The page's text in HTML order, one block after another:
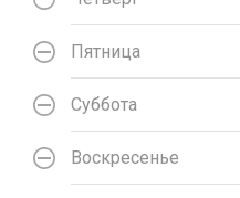
Пятница
Суббота
Воскресенье